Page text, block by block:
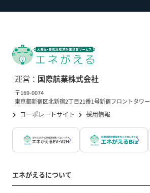
運営： 国際航業株式会社
〒169-0074
東京都新宿区北新宿2丁目21番1号新宿フロントタワー
コーポレートサイト 採用情報
エネがえるについて